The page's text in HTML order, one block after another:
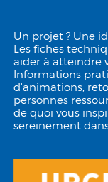
Un projet ? Une
Les fiches
aider à atteindre
Informations
d'animations,
personnes
de quoi vous
sereinement